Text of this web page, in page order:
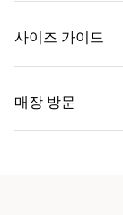
사이즈 가이드
자세히 보기
매장 방문